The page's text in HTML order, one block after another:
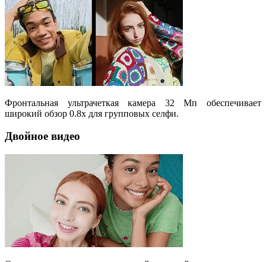
Фронтальная ультрачеткая камера 32 Мп обеспечивает
широкий обзор 0.8х для групповых селфи.
Двойное видео